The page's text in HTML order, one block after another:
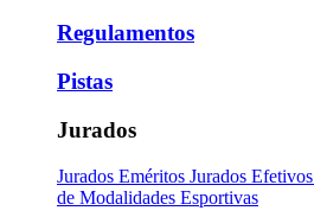
Regulamentos
Pistas
Jurados
Jurados Eméritos Jurados Efetivos
de Modalidades Esportivas